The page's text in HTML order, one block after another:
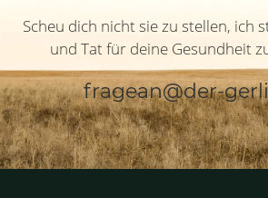
Scheu dich nicht sie zu stellen, ich
und Tat für deine Gesundheit
fragean@der-